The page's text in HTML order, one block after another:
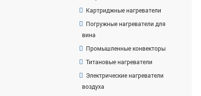
Картриджные нагреватели
Погружные нагреватели для
вина
Промышленные конвекторы
Титановые нагреватели
Электрические нагреватели
воздуха